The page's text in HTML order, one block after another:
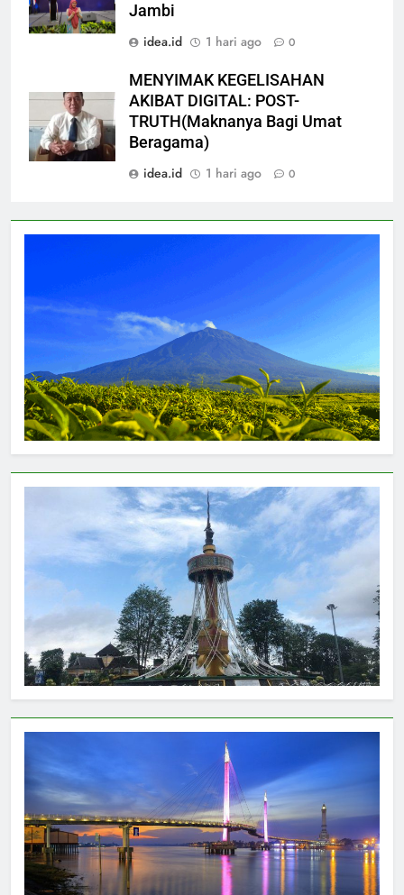
Jambi
idea.id
1 hari ago 0
MENYIMAK KEGELISAHAN
AKIBAT DIGITAL: POST-
TRUTH(Maknanya Bagi Umat
Beragama)
idea.id
1 hari ago 0